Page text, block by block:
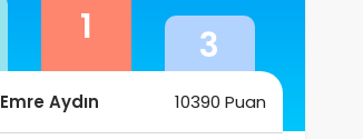
1 3
Emre Aydın 10390 Puan